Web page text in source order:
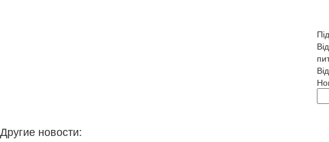
Другие новости: